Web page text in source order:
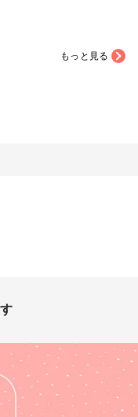
もっと見る